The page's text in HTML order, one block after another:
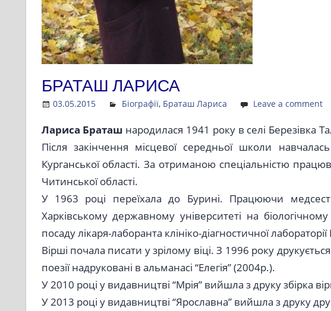
БРАТАШ ЛАРИСА
03.05.2015 Admin
Біографії, Браташ Лариса Leave a comment
Лариса Браташ народилася 1941 року в селі Березівка
Після закінчення місцевої середньої школи
Курганської області. За отриманою спеціальністю
Читинської області.
У 1963 році переїхала до Бурині. Працюючи
Харківському державному університеті на
посаду лікаря-лаборанта клініко-діагностичної
Вірші почала писати у зрілому віці. З 1996 року
поезії надруковані в альманасі “Елегія” (2004р.).
У 2010 році у видавництві “Мрія” вийшла з друку збірка
У 2013 році у видавництві “Ярославна” вийшла з друку